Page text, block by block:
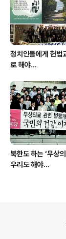
정치인들에게 헌법
로 해야…
북한도 하는 ‘무상
우리도 해야...